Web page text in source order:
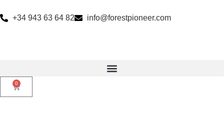
+34 943 63 64 82 info@forestpioneer.com
0